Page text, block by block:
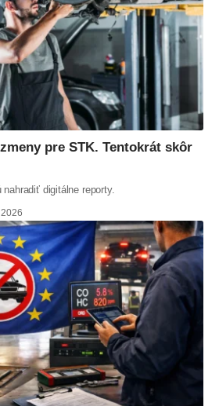
pre STK. Tentokrát skôr
digitálne reporty.